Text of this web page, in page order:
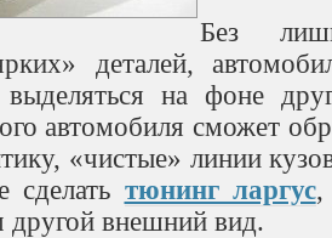
Без
деталей,
выделяться на фоне
автомобиля сможет
«чистые» линии
тюнинг ларгус,
другой внешний вид.